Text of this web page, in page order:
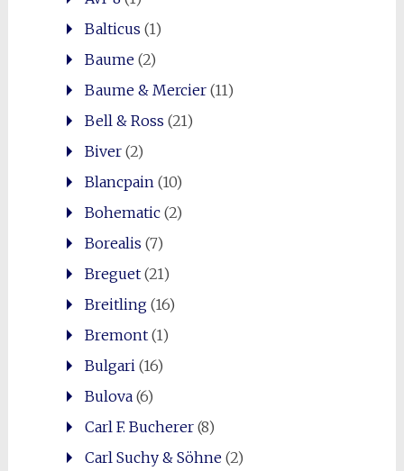
Balticus (1)
Baume(2)
Baume & Mercier(11)
Bell & Ross (21)
Biver(2)
Blancpain (10)
Bohematic(2)
Borealis (7)
Breguet(21)
Breitling(16)
Bremont(1)
Bulgari (16)
Bulova(6)
Carl F. Bucherer(8)
Carl Suchy & Söhne(2)